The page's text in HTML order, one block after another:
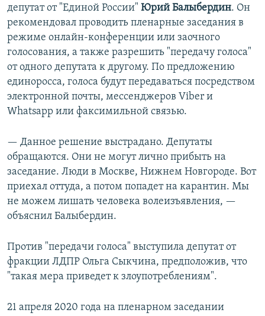
депутат от "Единой России" Юрий Балыбердин. Он
рекомендовал проводить пленарные заседания в
режиме онлайн-конференции или заочного
голосования, а также разрешить "передачу голоса"
от одного депутата к другому. По предложению
единоросса, голоса будут передаваться посредством
электронной почты, мессенджеров Viber и
Whatsapp или факсимильной связью.
— Данное решение выстрадано. Депутаты
обращаются. Они не могут лично прибыть на
заседание. Люди в Москве, Нижнем Новгороде. Вот
приехал оттуда, а потом попадет на карантин. Мы
не можем лишать человека волеизъявления, —
объяснил Балыбердин.
Против "передачи голоса" выступила депутат от
фракции ЛДПР Ольга Сыкчина, предположив, что
"такая мера приведет к злоупотреблениям".
21 апреля 2020 года на пленарном заседании